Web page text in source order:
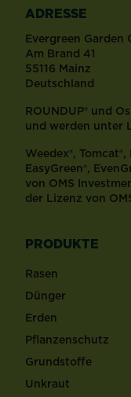
ADRESSE
Evergreen Garden
Am Brand 41
55116 Mainz
Deutschland
ROUNDUP® und
und werden unter
Weedex®,
EasyGreen®,
von OMS
der Lizenz von
PRODUKTE
Rasen
Dünger
Erden
Pflanzenschutz
Grundstoffe
Unkraut